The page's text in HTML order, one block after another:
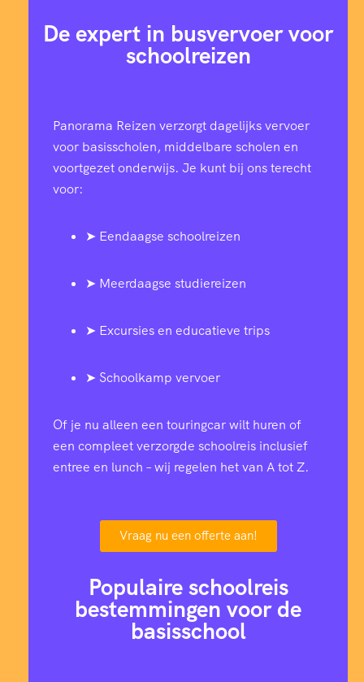
De expert in busvervoer voor
schoolreizen
Panorama Reizen verzorgt dagelijks vervoer
voor basisscholen, middelbare scholen en
voortgezet onderwijs. Je kunt bij ons terecht
voor:
➤ Eendaagse schoolreizen
➤ Meerdaagse studiereizen
➤ Excursies en educatieve trips
➤ Schoolkamp vervoer
Of je nu alleen een touringcar wilt huren of
een compleet verzorgde schoolreis inclusief
entree en lunch – wij regelen het van A tot Z.
Vraag nu een offerte aan!
Populaire schoolreis
bestemmingen voor de
basisschool